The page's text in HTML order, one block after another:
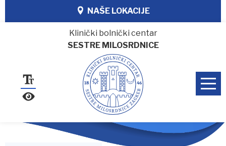
NAŠE LOKACIJE
Klinički bolnički centar
SESTRE MILOSRDNICE